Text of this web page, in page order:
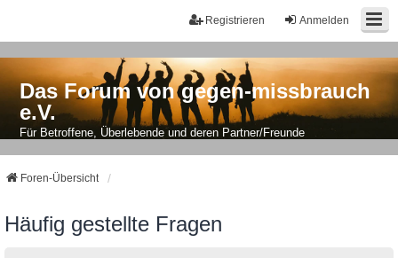
Anmelden
Registrieren
Das Forum von gegen-missbrauch
e.V.
Für Betroffene, Überlebende und deren Partner/Freunde
Foren-Übersicht
Häufig gestellte Fragen